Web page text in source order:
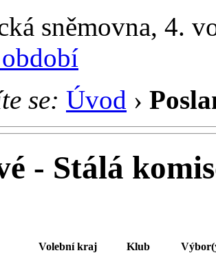
sněmovna, 4.
se: Úvod ›
- Stálá
Volební kraj Klub